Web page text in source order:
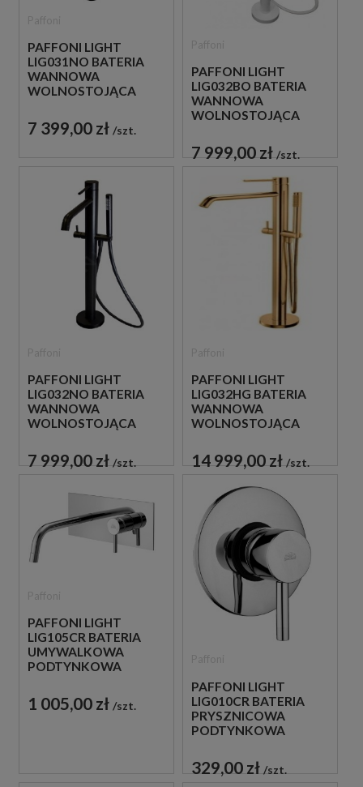
PAFFONI LIGHT
LIG031NO BATERIA
WANNOWA
WOLNOSTOJĄCA
7 399,00 zł szt.
PAFFONI LIGHT
LIG032BO BATERIA
WANNOWA
WOLNOSTOJĄCA
7 999,00 zł szt.
PAFFONI LIGHT
LIG032NO BATERIA
WANNOWA
WOLNOSTOJĄCA
7 999,00 zł szt.
PAFFONI LIGHT
LIG032HG BATERIA
WANNOWA
WOLNOSTOJĄCA
14 999,00 zł szt.
PAFFONI LIGHT
LIG105CR BATERIA
UMYWALKOWA
PODTYNKOWA
CHROM
1 005,00 zł szt.
PAFFONI LIGHT
LIG010CR BATERIA
PRYSZNICOWA
PODTYNKOWA
CHROM
329,00 zł szt.